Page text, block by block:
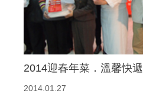
2014迎春年菜．溫馨快遞
2014.01.27